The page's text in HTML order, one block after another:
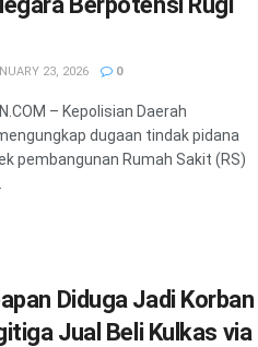
23, 2026 0
– Kepolisian Daerah
dugaan tindak pidana
pembangunan Rumah Sakit (RS)
Diduga Jadi Korban
Jual Beli Kulkas via